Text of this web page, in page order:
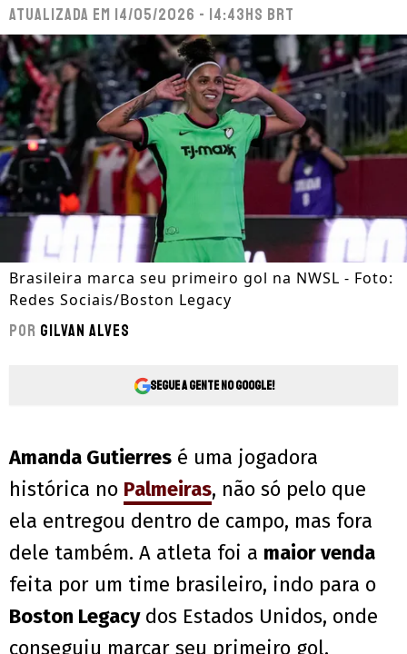
Atualizada em 14/05/2026 - 14:43hs BRT
Brasileira marca seu primeiro gol na NWSL - Foto:
Redes Sociais/Boston Legacy
Por Gilvan Alves
Segue a gente no Google!
Amanda Gutierres é uma jogadora
histórica no Palmeiras, não só pelo que
ela entregou dentro de campo, mas fora
dele também. A atleta foi a maior venda
feita por um time brasileiro, indo para o
Boston Legacydos Estados Unidos, onde
conseguiu marcar seu primeiro gol.